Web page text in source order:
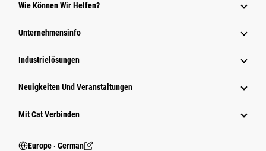
Wie Können Wir Helfen?
Unternehmensinfo
Industrielösungen
Neuigkeiten Und Veranstaltungen
Mit Cat Verbinden
Europe ‧ German